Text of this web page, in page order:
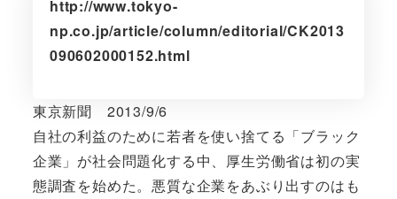
http://www.tokyo-
np.co.jp/article/column/editorial/CK2013
090602000152.html
東京新聞 2013/9/6
自社の利益のために若者を使い捨てる「ブラック
企業」が社会問題化する中、厚生労働省は初の実
態調査を始めた。悪質な企業をあぶり出すのはも